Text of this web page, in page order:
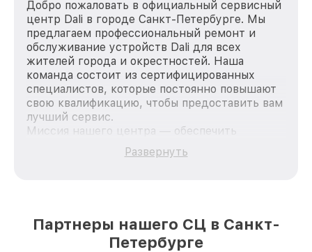
Добро пожаловать в официальный сервисный
центр Dali в городе Санкт-Петербурге. Мы
предлагаем профессиональный ремонт и
обслуживание устройств Dali для всех
жителей города и окрестностей. Наша
команда состоит из сертифицированных
специалистов, которые постоянно повышают
свою квалификацию, чтобы предоставить вам
лучший сервис.
Миссия нашего центра — обеспечить
качественный и доступный ремонт для
каждого пользователя продукции Dali, вне
лучшим сервисным центром Dali в городе
Санкт-Петербурге, постоянно повышая
Развернуть
Партнеры нашего СЦ в Санкт-
Петербурге